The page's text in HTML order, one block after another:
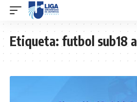
Etiqueta:futbol sub18 a